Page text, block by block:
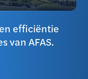
efficiëntie
van AFAS.